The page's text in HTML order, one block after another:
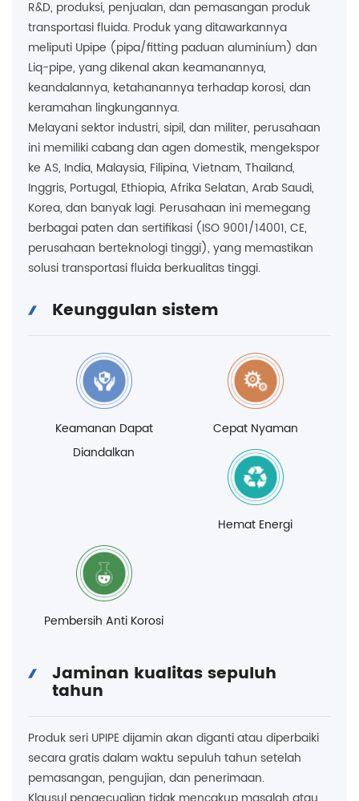
R&D, produksi, penjualan, dan pemasangan produk
transportasi fluida. Produk yang ditawarkannya
meliputi Upipe (pipa/fitting paduan aluminium) dan
Liq-pipe, yang dikenal akan keamanannya,
keandalannya, ketahanannya terhadap korosi, dan
keramahan lingkungannya.
Melayani sektor industri, sipil, dan militer, perusahaan
ini memiliki cabang dan agen domestik, mengekspor
ke AS, India, Malaysia, Filipina, Vietnam, Thailand,
Inggris, Portugal, Ethiopia, Afrika Selatan, Arab Saudi,
Korea, dan banyak lagi. Perusahaan ini memegang
berbagai paten dan sertifikasi (ISO 9001/14001, CE,
perusahaan berteknologi tinggi), yang memastikan
solusi transportasi fluida berkualitas tinggi.
Keunggulan sistem
Keamanan Dapat
Diandalkan
Cepat Nyaman
Hemat Energi
Pembersih Anti Korosi
Jaminan kualitas sepuluh
tahun
Produk seri UPIPE dijamin akan diganti atau diperbaiki
secara gratis dalam waktu sepuluh tahun setelah
pemasangan, pengujian, dan penerimaan.